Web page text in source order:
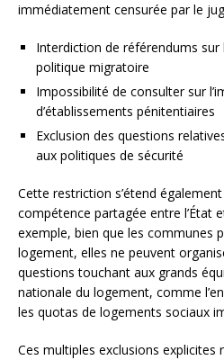
immédiatement censurée par le
Interdiction de référendums sur
politique migratoire
Impossibilité de consulter sur
d’établissements pénitentiaires
Exclusion des questions
aux politiques de sécurité
Cette restriction s’étend
compétence partagée entre l’État
exemple, bien que les communes
logement, elles ne peuvent
questions touchant aux grands
nationale du logement, comme
les quotas de logements sociaux
Ces multiples exclusions